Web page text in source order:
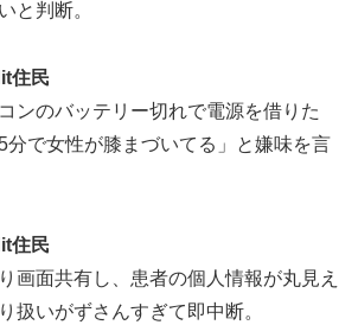
と判断。
住民
ンのバッテリー切れで電源を借りた
分で女性が膝まづいてる」と嫌味を言
住民
画面共有し、患者の個人情報が丸見え
扱いがずさんすぎて即中断。